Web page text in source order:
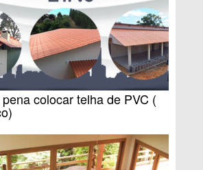
colocar telha de PVC (